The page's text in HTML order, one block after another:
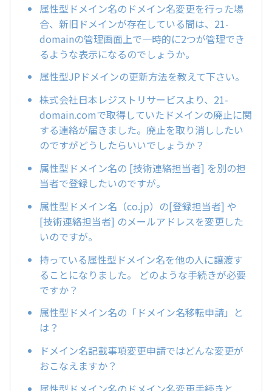
属性型ドメイン名のドメイン名変更を行った場
合、新旧ドメインが存在している間は、21-
domainの管理画面上で一時的に2つが管理でき
るような表示になるのでしょうか。
属性型JPドメインの更新方法を教えて下さい。
株式会社日本レジストリサービスより、21-
domain.comで取得していたドメインの廃止に関
する連絡が届きました。廃止を取り消ししたい
のですがどうしたらいいでしょうか？
属性型ドメイン名の [技術連絡担当者] を別の担
当者で登録したいのですが。
属性型ドメイン名（co.jp）の[登録担当者] や
[技術連絡担当者] のメールアドレスを変更した
いのですが。
持っている属性型ドメイン名を他の人に譲渡す
ることになりました。 どのような手続きが必要
ですか？
属性型ドメイン名の「ドメイン名移転申請」と
は？
ドメイン名記載事項変更申請ではどんな変更が
おこなえますか？